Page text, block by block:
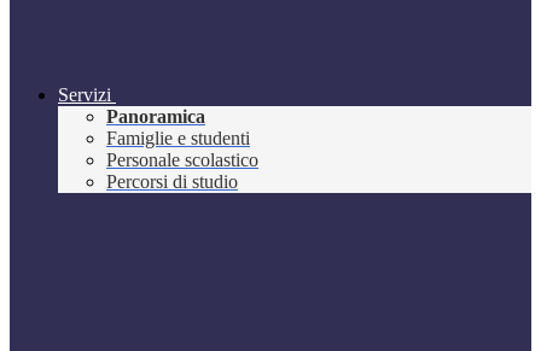
Servizi
Panoramica
Famiglie e studenti
Personale scolastico
Percorsi di studio